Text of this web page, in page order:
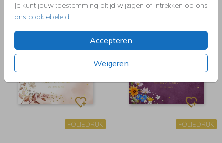
Je kunt jouw toestemming altijd wijzigen of intrekken op ons
ons cookiebeleid
Accepteren
Weigeren
FOLIEDRUK FOLIEDRUK